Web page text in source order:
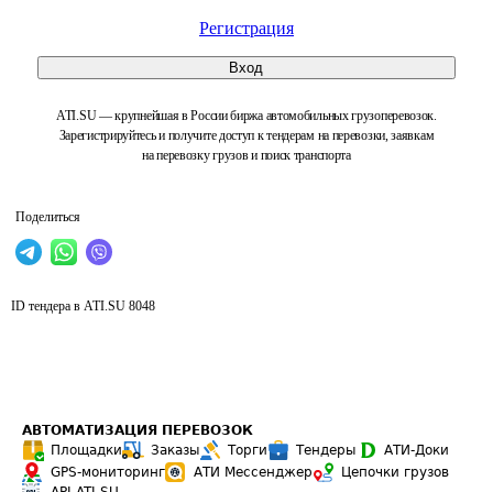
Регистрация
Вход
ATI.SU — крупнейшая в России биржа автомобильных грузоперевозок.
Зарегистрируйтесь и получите доступ к тендерам на перевозки, заявкам
на перевозку грузов и поиск транспорта
Поделиться
ID тендера в ATI.SU 8048
АВТОМАТИЗАЦИЯ ПЕРЕВОЗОК
Площадки
Заказы Торги Тендеры
АТИ-Доки
GPS-мониторинг
АТИ Мессенджер
Цепочки грузов